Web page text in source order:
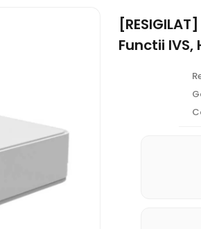
Functii IVS,